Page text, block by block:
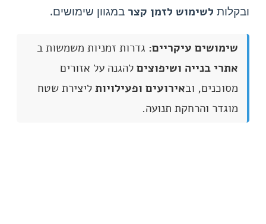
ובקלות לשימוש לזמן קצר במגוון שימושים.
שימושים עיקריים: גדרות זמניות משמשות ב
אתרי בנייה ושיפוציםלהגנה על אזורים
מסוכנים, ובאירועים ופעילויותליצירת שטח
מוגדר והרחקת תנועה.